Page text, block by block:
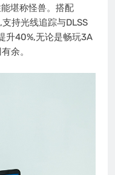
堪称怪兽。搭配
持光线追踪与DLSS
升40%,无论是畅玩3A
余。